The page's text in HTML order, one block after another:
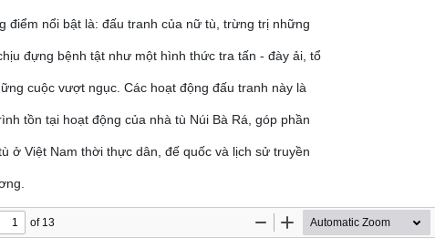
điểm nổi bật là: đấu tranh của nữ tù, trừng trị những
đựng bệnh tật như một hình thức tra tấn - đày ải, tổ
cuộc vượt ngục. Các hoạt động đấu tranh này là
tồn tại hoạt động của nhà tù Núi Bà Rá, góp phần
ở Việt Nam thời thực dân, đế quốc và lịch sử truyền